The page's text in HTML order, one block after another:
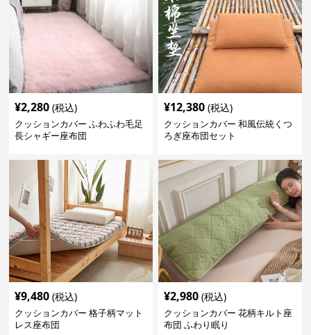
¥2,280 (税込)
クッションカバー ふわふわ毛足
長シャギー座布団
¥12,380 (税込)
クッションカバー 和風伝統くつ
ろぎ座布団セット
¥9,480 (税込)
クッションカバー 格子柄マット
レス座布団
¥2,980 (税込)
クッションカバー 花柄キルト座
布団 ふわり眠り